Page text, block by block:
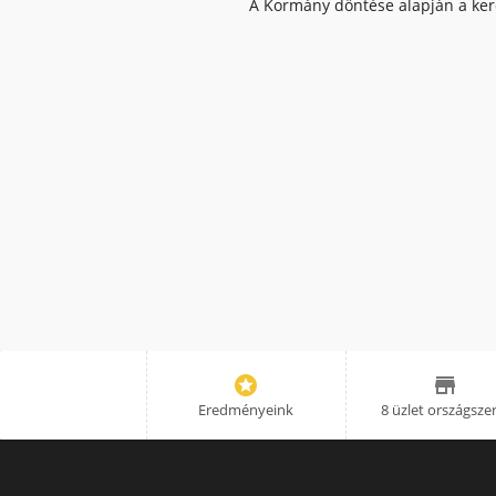
A Kormány döntése alapján a

Eredményeink

8 üzlet